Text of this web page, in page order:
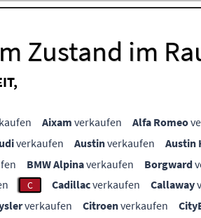
Zustand im
Aixam verkaufen Alfa Romeo
verkaufen Austinverkaufen Austin
BMW Alpinaverkaufen Borgward
C Cadillacverkaufen Callaway
verkaufen Citroenverkaufen